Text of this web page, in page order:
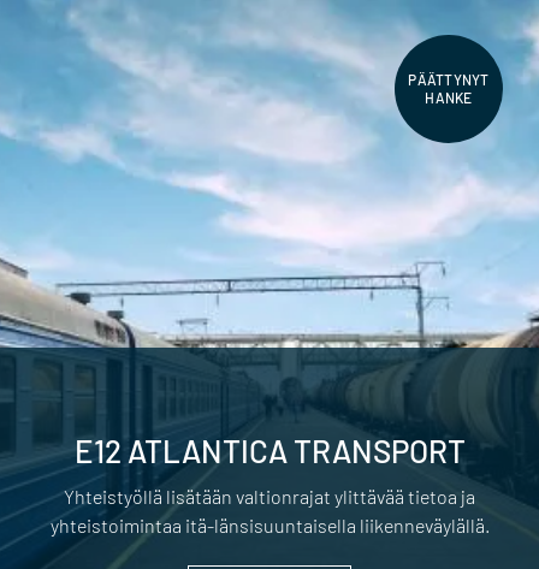
PÄÄTTYNYT
HANKE
E12 ATLANTICA TRANSPORT
Yhteistyöllä lisätään valtionrajat ylittävää tietoa ja
yhteistoimintaa itä-länsisuuntaisella liikenneväylällä.